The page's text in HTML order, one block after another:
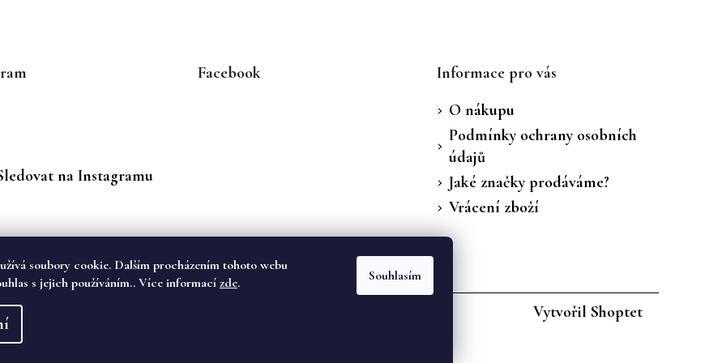
soubory cookie. Dalším procházením tohoto webu
s jejich používáním.. Více informacízde. Souhlasím
na Instagramu
Facebook
Informace pro vás
O nákupu
Podmínky ochrany osobních
údajů
Jaké značky prodáváme?
Vrácení zboží
Vytvořil Shoptet
vyhrazena.